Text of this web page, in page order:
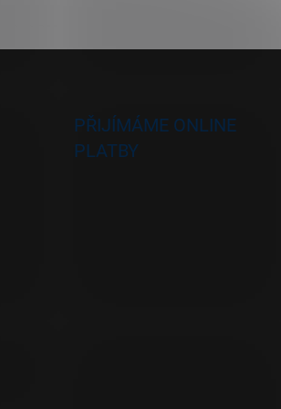
PŘIJÍMÁME ONLINE
PLATBY